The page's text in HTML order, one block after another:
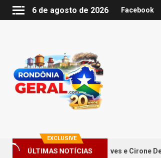
6 de agosto de 2026 Facebook
EXCLUSIVE
ÚLTIMAS NOTÍCIAS
Hildon Chaves e Cirone Deiró ao